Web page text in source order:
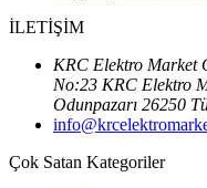
İLETİŞİM
KRC Elektro Market
No:23 KRC Elektro
Odunpazarı 26250
Çok Satan Kategoriler